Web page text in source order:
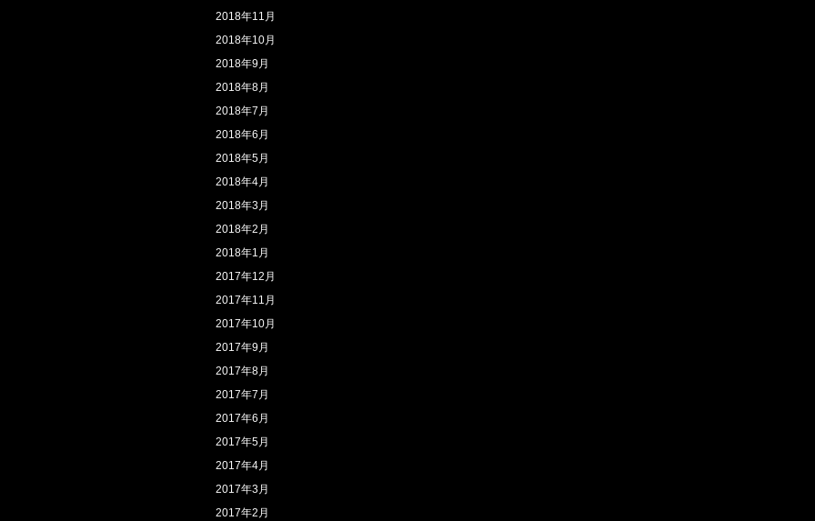
2018年11月
2018年10月
2018年9月
2018年8月
2018年7月
2018年6月
2018年5月
2018年4月
2018年3月
2018年2月
2018年1月
2017年12月
2017年11月
2017年10月
2017年9月
2017年8月
2017年7月
2017年6月
2017年5月
2017年4月
2017年3月
2017年2月